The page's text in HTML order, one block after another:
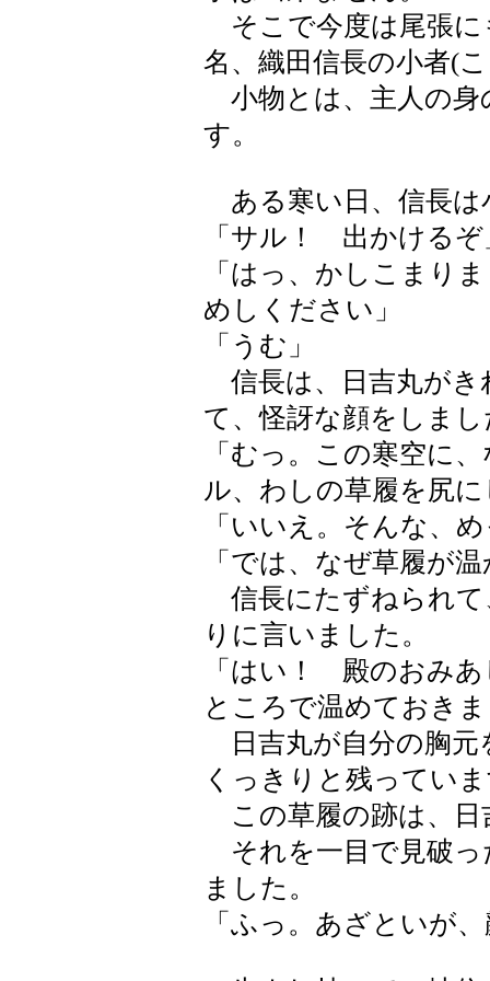
そこで今度は尾張に
名、織田信長の小者(
小物とは、主人の身
す。
ある寒い日、信長は
「サル！ 出かけるぞ
「はっ、かしこまり
めしください」
「うむ」
信長は、日吉丸がき
て、怪訝な顔をしまし
「むっ。この寒空に
ル、わしの草履を尻
「いいえ。そんな、
「では、なぜ草履が
信長にたずねられて
りに言いました。
「はい！ 殿のおみ
ところで温めておき
日吉丸が自分の胸元
くっきりと残ってい
この草履の跡は、日
それを一目で見破っ
ました。
「ふっ。あざといが